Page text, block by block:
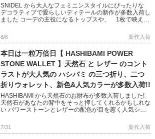
SNIDEL から大人なフェミニンスタイルにぴったりな
デコラティブで愛らしいディテールの新作が多数入荷し
ました コーデの主役になるトップスや、 1枚で映える
8/6 新作入荷
本日は一粒万倍日【 HASHIBAMI POWER
STONE WALLET 】天然石 と レザー のコント
ラストが大人気の ハシバミ の三つ折り、二つ
折りウォレット、新色&人気カラーが多数入荷!!
HASHIBAMI から天然石のお財布が多数入荷しました!
天然石があなたの背中をそっと押してくれるかもしれな
い パワーストーンとレザーの配色が目を惹く人気シリ
7/31 新作入荷